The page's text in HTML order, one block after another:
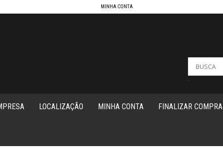
MINHA CONTA
-
LOCALIZAÇÃO MINHA CONTA FINALIZAR COMPRA